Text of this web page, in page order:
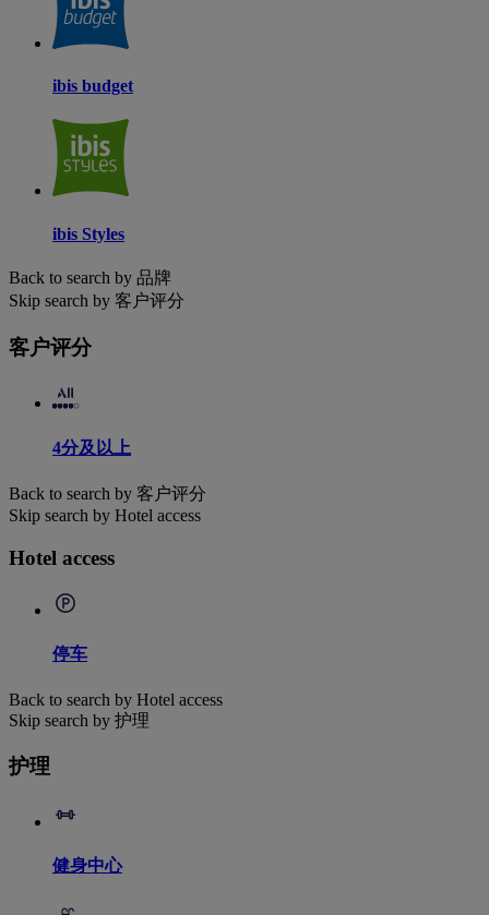
ibis budget
ibis Styles
Back to search by 品牌
Skip search by 客户评分
客户评分
4分及以上
Back to search by 客户评分
Skip search by Hotel access
Hotel access
停车
Back to search by Hotel access
Skip search by 护理
护理
健身中心